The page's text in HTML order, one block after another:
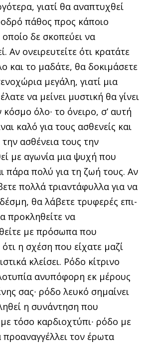
γιατί θα αναπτυχθεί
πάθος προς κάποιο
δε σκοπεύει να
Αν ονειρευτείτε ότι κρατάτε
και το μαδάτε, θα δο­κιμάσετε
μεγάλη, γιατί μια
να μείνει μυστική θα γίνει
όλο∙ το όνειρο, σ’ αυτή
καλό για τους ασθενείς και
την ασθένεια τους την
με αγωνία μια ψυχή που
πάρα πολύ για τη ζωή τους. Αν
πολλά τριαντάφυλλα για να
θα λάβετε τρυφερές επι­
προκληθείτε να
με πρόσωπα που
η σχέση που εί­χατε μαζί
κλείσει. Ρόδο κί­τρινο
ανυπόφορη εκ μέρους
σας∙ ρόδο λευκό σημαίνει
η συνάντηση που
τόσο καρδιοχτύπι∙ ρόδο με
τον έρωτα